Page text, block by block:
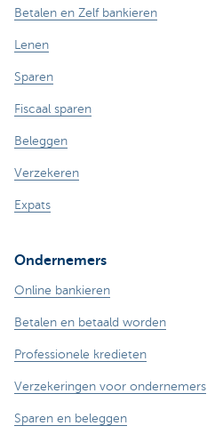
Betalen en Zelf bankieren
Lenen
Sparen
Fiscaal sparen
Beleggen
Verzekeren
Expats
Ondernemers
Online bankieren
Betalen en betaald worden
Professionele kredieten
Verzekeringen voor ondernemers
Sparen en beleggen